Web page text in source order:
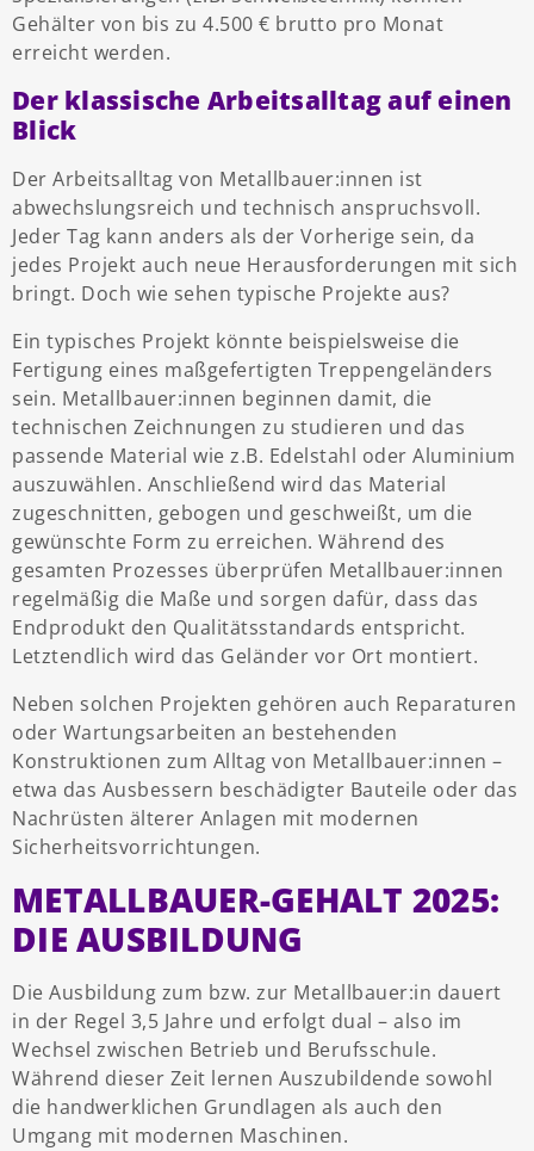
Gehälter von bis zu 4.500 € brutto pro Monat
erreicht werden.
Der klassische Arbeitsalltag auf einen
Blick
Der Arbeitsalltag von Metallbauer:innen ist
abwechslungsreich und technisch anspruchsvoll.
Jeder Tag kann anders als der Vorherige sein, da
jedes Projekt auch neue Herausforderungen mit sich
bringt. Doch wie sehen typische Projekte aus?
Ein typisches Projekt könnte beispielsweise die
Fertigung eines maßgefertigten Treppengeländers
sein. Metallbauer:innen beginnen damit, die
technischen Zeichnungen zu studieren und das
passende Material wie z.B. Edelstahl oder Aluminium
auszuwählen. Anschließend wird das Material
zugeschnitten, gebogen und geschweißt, um die
gewünschte Form zu erreichen. Während des
gesamten Prozesses überprüfen Metallbauer:innen
regelmäßig die Maße und sorgen dafür, dass das
Endprodukt den Qualitätsstandards entspricht.
Letztendlich wird das Geländer vor Ort montiert.
Neben solchen Projekten gehören auch Reparaturen
oder Wartungsarbeiten an bestehenden
Konstruktionen zum Alltag von Metallbauer:innen –
etwa das Ausbessern beschädigter Bauteile oder das
Nachrüsten älterer Anlagen mit modernen
Sicherheitsvorrichtungen.
METALLBAUER-GEHALT 2025:
DIE AUSBILDUNG
Die Ausbildung zum bzw. zur Metallbauer:in dauert
in der Regel 3,5 Jahre und erfolgt dual – also im
Wechsel zwischen Betrieb und Berufsschule.
Während dieser Zeit lernen Auszubildende sowohl
die handwerklichen Grundlagen als auch den
Umgang mit modernen Maschinen.